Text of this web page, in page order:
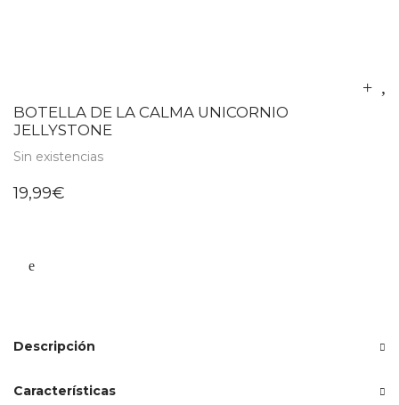
BOTELLA DE LA CALMA UNICORNIO
JELLYSTONE
Sin existencias
19,99€
Descripción
Características